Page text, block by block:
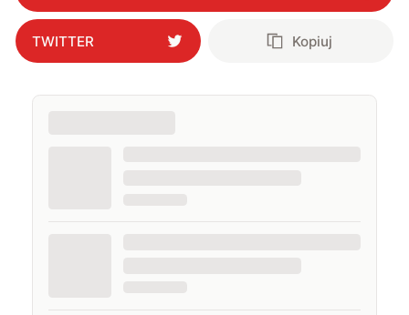
TWITTER Kopiuj